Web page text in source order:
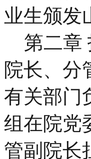
业生颁
第二章
院长、分
有关部门
组在院党
管副院长